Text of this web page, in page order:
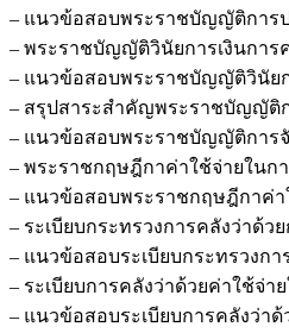
– แนวข้อสอบพระราชบัญญัติการ
– พระราชบัญญัติวินัยการเงินการค
– แนวข้อสอบพระราชบัญญัติวินัยก
– สรุปสาระสำคัญพระราชบัญญัติ
– แนวข้อสอบพระราชบัญญัติการ
– พระราชกฤษฎีกาค่าใช้จ่ายในก
– แนวข้อสอบพระราชกฤษฎีกาค่า
– ระเบียบกระทรวงการคลังว่าด้ว
– แนวข้อสอบระเบียบกระทรวงกา
– ระเบียบการคลังว่าด้วยค่าใช้จ่า
– แนวข้อสอบระเบียบการคลังว่า